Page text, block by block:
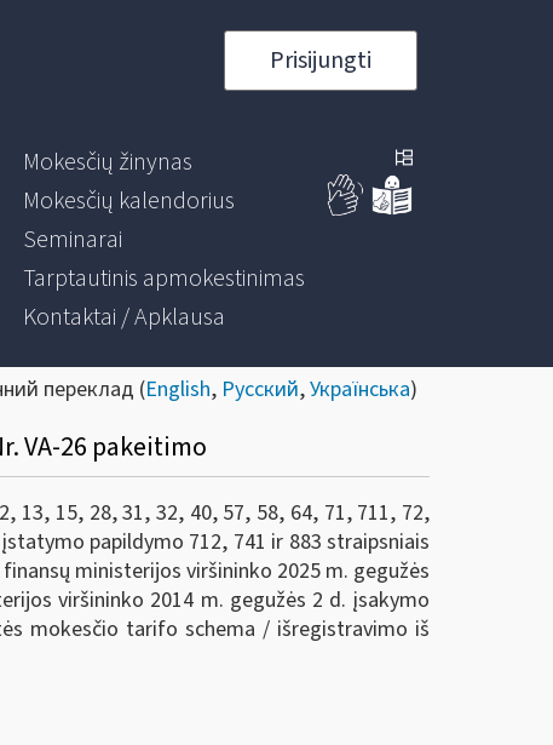
Prisijungti
Mokesčių žinynas
Mokesčių kalendorius
Seminarai
Tarptautinis apmokestinimas
Kontaktai / Apklausa
переклад (English, Русский,Українська)
VA-26 pakeitimo
15, 28, 31, 32, 40, 57, 58, 64, 71, 711, 72,
papildymo 712, 741 ir 883 straipsniais
ministerijos viršininko 2025 m. gegužės
viršininko 2014 m. gegužės 2 d. įsakymo
mokesčio tarifo schema / išregistravimo iš